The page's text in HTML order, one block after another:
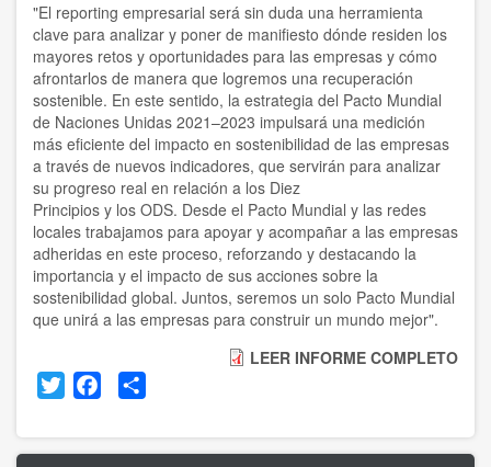
"El reporting empresarial será sin duda una herramienta
clave para analizar y poner de manifiesto dónde residen los
mayores retos y oportunidades para las empresas y cómo
afrontarlos de manera que logremos una recuperación
sostenible. En este sentido, la estrategia del Pacto Mundial
de Naciones Unidas 2021–2023 impulsará una medición
más eficiente del impacto en sostenibilidad de las empresas
a través de nuevos indicadores, que servirán para analizar
su progreso real en relación a los Diez
Principios y los ODS. Desde el Pacto Mundial y las redes
locales trabajamos para apoyar y acompañar a las empresas
adheridas en este proceso, reforzando y destacando la
importancia y el impacto de sus acciones sobre la
sostenibilidad global. Juntos, seremos un solo Pacto Mundial
que unirá a las empresas para construir un mundo mejor".
LEER INFORME COMPLETO
Twitter Facebook